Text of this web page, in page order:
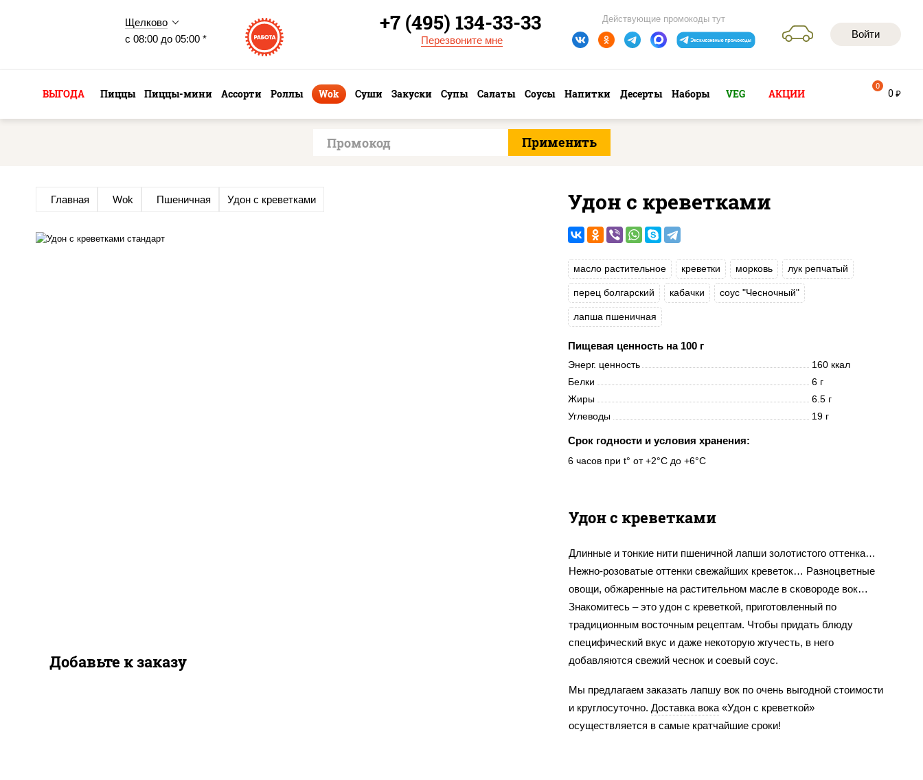
Щелково
с 08:00 до 05:00 *
Войти
Действующие промокоды тут
+7 (495) 134-33-33
Перезвоните мне
ВЫГОДА Пиццы Пиццы-мини Ассорти Роллы Wok Суши Закуски Супы Салаты Соусы Напитки Десерты Наборы VEG АКЦИИ 0 руб
0
Главная Wok Пшеничная Удон с креветками Удон с креветками
масло растительное креветки морковь лук репчатый
перец болгарский кабачки соус "Чесночный"
лапша пшеничная
Пищевая ценность на 100 г
Энерг. ценность
160 ккал
Белки
6 г
Жиры
6.5 г
Углеводы
19 г
Срок годности и условия хранения:
6 часов при t° от +2°C до +6°C
Удон с креветками
Длинные и тонкие нити пшеничной лапши золотистого оттенка…
Нежно-розоватые оттенки свежайших креветок… Разноцветные
овощи, обжаренные на растительном масле в сковороде вок…
Знакомитесь – это удон с креветкой, приготовленный по
традиционным восточным рецептам. Чтобы придать блюду
специфический вкус и даже некоторую жгучесть, в него
добавляются свежий чеснок и соевый соус.
Мы предлагаем заказать лапшу вок по очень выгодной стоимости
и круглосуточно. Доставка вока «Удон с креветкой»
осуществляется в самые кратчайшие сроки!
Добавьте к заказу